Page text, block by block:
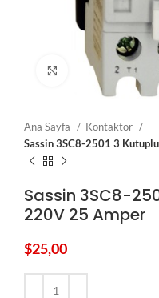
Click to enlarge
Ana Sayfa
Kontaktör
Sassin 3SC8-2501 3
Sassin 3SC8-
220V 25 Amper
$25,00